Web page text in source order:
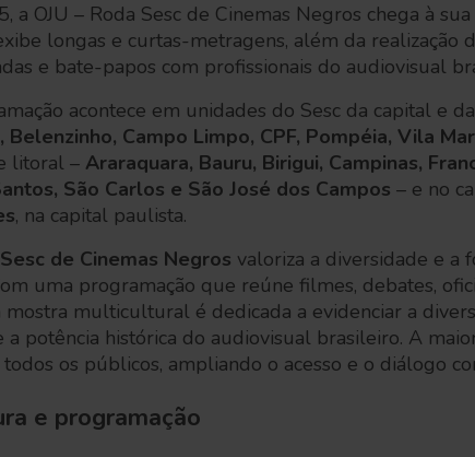
a OJU – Roda Sesc de Cinemas Negros chega à
longas e curtas-metragens, além da realização
e bate-papos com profissionais do audiovisual
acontece em unidades do Sesc da capital e
Belenzinho, Campo Limpo, CPF, Pompéia, Vila
litoral – Araraquara, Bauru, Birigui, Campinas,
São Carlos e São José dos Campos – e no
, na capital paulista.
de Cinemas Negros valoriza a diversidade e a
uma programação que reúne filmes, debates,
mostra multicultural é dedicada a evidenciar a
a potência histórica do audiovisual brasileiro. A
os públicos, ampliando o acesso e o diálogo
e programação